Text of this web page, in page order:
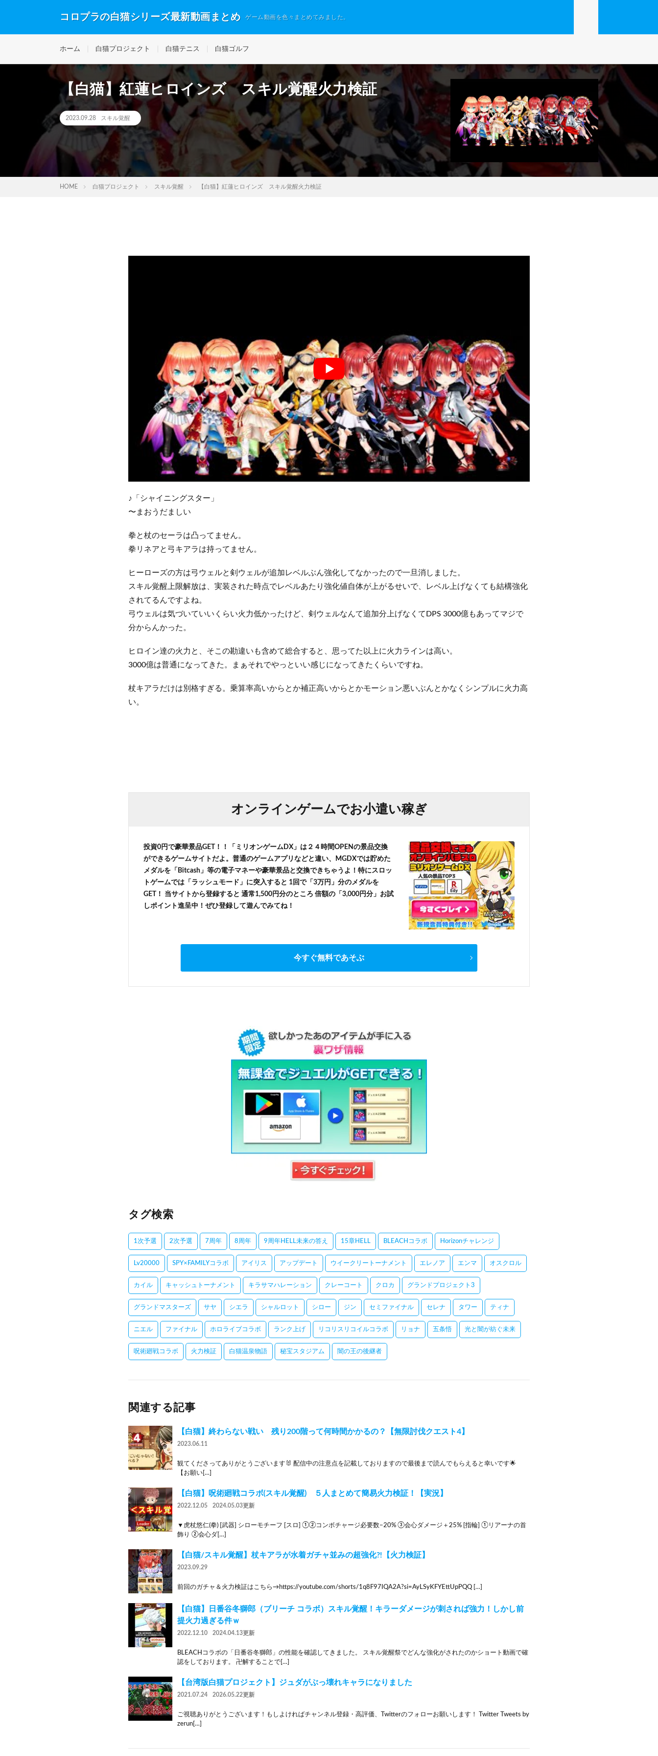
コロプラの白猫シリーズ最新動画まとめ ゲーム動画を色々まとめてみました。
ホーム 白猫プロジェクト 白猫テニス 白猫ゴルフ
【白猫】紅蓮ヒロインズ スキル覚醒火力検証
2023.09.28 スキル覚醒
HOME 白猫プロジェクト スキル覚醒 【白猫】紅蓮ヒロインズ スキル覚醒火力検証
♪「シャイニングスター」
〜まおうだましい
拳と杖のセーラは凸ってません。
拳リネアと弓キアラは持ってません。
ヒーローズの方は弓ウェルと剣ウェルが追加レベルぶん強化してなかったので一旦消しました。
スキル覚醒上限解放は、実装された時点でレベルあたり強化値自体が上がるせいで、レベル上げなくても結構強化
されてるんですよね。
弓ウェルは気づいていいくらい火力低かったけど、剣ウェルなんて追加分上げなくてDPS 3000億もあってマジで
分からんかった。
ヒロイン達の火力と、そこの勘違いも含めて総合すると、思ってた以上に火力ラインは高い。
3000億は普通になってきた。まぁそれでやっといい感じになってきたくらいですね。
杖キアラだけは別格すぎる。乗算率高いからとか補正高いからとかモーション悪いぶんとかなくシンプルに火力高
い。
オンラインゲームでお小遣い稼ぎ
投資0円で豪華景品GET！！「ミリオンゲームDX」は２４時間OPENの景品交換
ができるゲームサイトだよ。普通のゲームアプリなどと違い、MGDXでは貯めた
メダルを「Bitcash」等の電子マネーや豪華景品と交換できちゃうよ！特にスロッ
トゲームでは「ラッシュモード」に突入すると 1回で「3万円」分のメダルを
GET！ 当サイトから登録すると 通常1,500円分のところ 倍額の「3,000円分」お試
しポイント進呈中！ぜひ登録して遊んでみてね！
今すぐ無料であそぶ
タグ検索
1次予選 2次予選 7周年 8周年 9周年HELL未来の答え 15章HELL BLEACHコラボ Horizonチャレンジ
Lv20000 SPY×FAMILYコラボ アイリス アップデート ウイークリートーナメント エレノア エンマ オスクロル
カイル キャッシュトーナメント キラサマハレーション クレーコート クロカ グランドプロジェクト3
グランドマスターズ サヤ シエラ シャルロット シロー ジン セミファイナル セレナ タワー ティナ
ニエル ファイナル ホロライブコラボ ランク上げ リコリスリコイルコラボ リョナ 五条悟 光と闇が紡ぐ未来
呪術廻戦コラボ 火力検証 白猫温泉物語 秘宝スタジアム 闇の王の後継者
関連する記事
【白猫】終わらない戦い 残り200階って何時間かかるの？【無限討伐クエスト4】
2023.06.11
観てくださってありがとうございます🐰 配信中の注意点を記載しておりますので最後まで読んでもらえると幸いです🌟
【お願い[…]
【白猫】呪術廻戦コラボ(スキル覚醒) ５人まとめて簡易火力検証！【実況】
2022.12.05 2024.05.03更新
▼虎杖悠仁(拳) [武器] シローモチーフ [スロ] ①②コンボチャージ必要数−20% ③会心ダメージ＋25% [指輪] ①リアーナの首
飾り ②会心ダ[…]
【白猫/スキル覚醒】杖キアラが水着ガチャ並みの超強化?!【火力検証】
2023.09.29
前回のガチャ＆火力検証はこちら→https://youtube.com/shorts/1q8F97IQA2A?si=AyLSyKFYEttUpPQQ […]
【白猫】日番谷冬獅郎（ブリーチ コラボ）スキル覚醒！キラーダメージが刺されば強力！しかし前
提火力過ぎる件ｗ
2022.12.10 2024.04.13更新
BLEACHコラボの「日番谷冬獅郎」の性能を確認してきました。 スキル覚醒祭でどんな強化がされたのかショート動画で確
認をしております。 卍解することで[…]
【台湾版白猫プロジェクト】ジュダがぶっ壊れキャラになりました
2021.07.24 2026.05.22更新
ご視聴ありがとうございます！もしよければチャンネル登録・高評価、Twitterのフォローお願いします！ Twitter Tweets by
zerun[…]